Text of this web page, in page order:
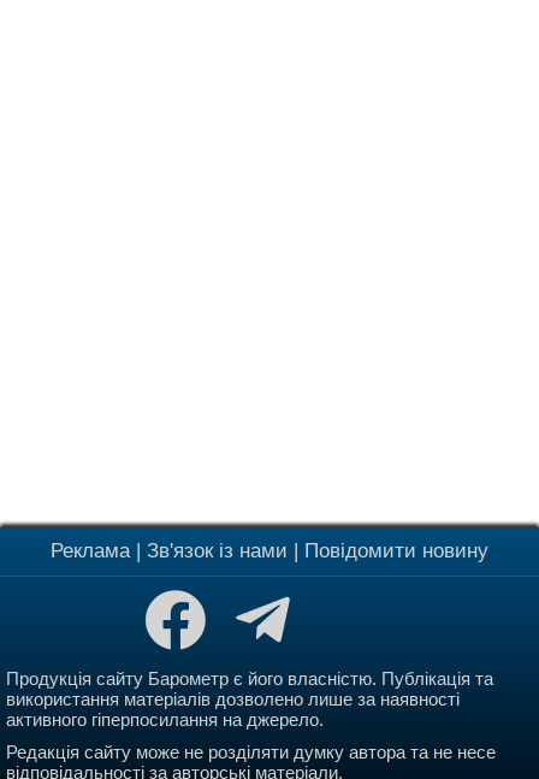
Реклама| Зв'язок із нами | Повідомити новину
Продукція сайту Барометр є його власністю. Публікація та
використання матеріалів дозволено лише за наявності
активного гіперпосилання на джерело.
Редакція сайту може не розділяти думку автора та не несе
відповідальності за авторські матеріали.